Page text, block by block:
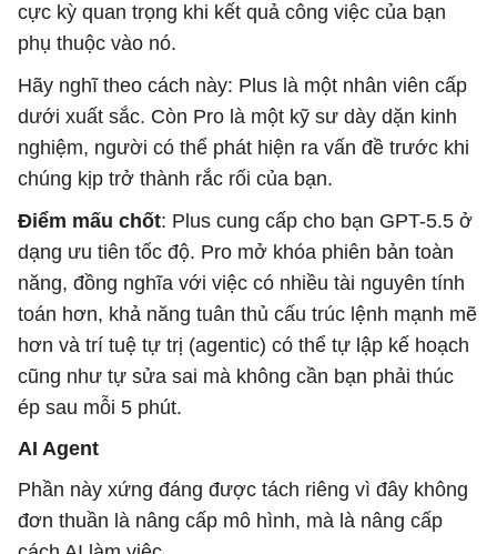
cực kỳ quan trọng khi kết quả công việc của bạn
phụ thuộc vào nó.
Hãy nghĩ theo cách này: Plus là một nhân viên cấp
dưới xuất sắc. Còn Pro là một kỹ sư dày dặn kinh
nghiệm, người có thể phát hiện ra vấn đề trước khi
chúng kịp trở thành rắc rối của bạn.
Điểm mấu chốt: Plus cung cấp cho bạn GPT-5.5 ở
dạng ưu tiên tốc độ. Pro mở khóa phiên bản toàn
năng, đồng nghĩa với việc có nhiều tài nguyên tính
toán hơn, khả năng tuân thủ cấu trúc lệnh mạnh mẽ
hơn và trí tuệ tự trị (agentic) có thể tự lập kế hoạch
cũng như tự sửa sai mà không cần bạn phải thúc
ép sau mỗi 5 phút.
AI Agent
Phần này xứng đáng được tách riêng vì đây không
đơn thuần là nâng cấp mô hình, mà là nâng cấp